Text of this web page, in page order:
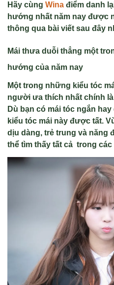
Hãy cùng Wina điểm danh l ạ
hướng nhất năm nay được
thông qua bài viết sau đây
Mái thưa duỗi thẳng một
hướng của năm nay
Một trong những kiểu tóc
người ưa thích nhất chính
Dù bạn có mái tóc ngắn
kiểu tóc mái này được tất.
dịu dàng, trẻ trung và năng
thể tìm thấy tất cả trong các